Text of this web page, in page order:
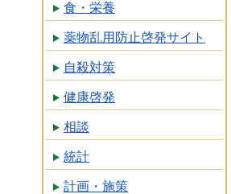
食・栄養
薬物乱用防止啓発サイト
自殺対策
健康啓発
相談
統計
計画・施策